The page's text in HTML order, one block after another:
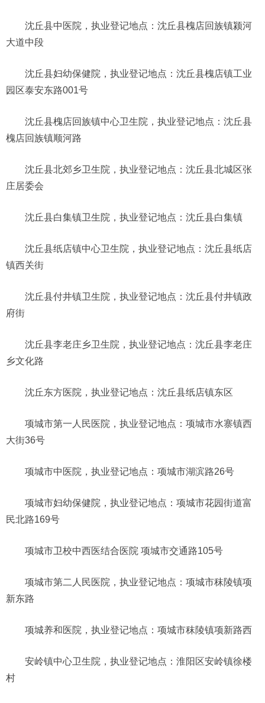
沈丘县中医院，执业登记地点：沈丘县槐店回族镇颍河
大道中段
沈丘县妇幼保健院，执业登记地点：沈丘县槐店镇工业
园区泰安东路001号
沈丘县槐店回族镇中心卫生院，执业登记地点：沈丘县
槐店回族镇顺河路
沈丘县北郊乡卫生院，执业登记地点：沈丘县北城区张
庄居委会
沈丘县白集镇卫生院，执业登记地点：沈丘县白集镇
沈丘县纸店镇中心卫生院，执业登记地点：沈丘县纸店
镇西关街
沈丘县付井镇卫生院，执业登记地点：沈丘县付井镇政
府街
沈丘县李老庄乡卫生院，执业登记地点：沈丘县李老庄
乡文化路
沈丘东方医院，执业登记地点：沈丘县纸店镇东区
项城市第一人民医院，执业登记地点：项城市水寨镇西
大街36号
项城市中医院，执业登记地点：项城市湖滨路26号
项城市妇幼保健院，执业登记地点：项城市花园街道富
民北路169号
项城市卫校中西医结合医院 项城市交通路105号
项城市第二人民医院，执业登记地点：项城市秣陵镇项
新东路
项城养和医院，执业登记地点：项城市秣陵镇项新路西
安岭镇中心卫生院，执业登记地点：淮阳区安岭镇徐楼
村